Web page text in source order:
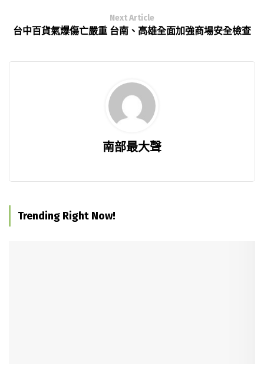
Next Article
台中百貨氣爆傷亡嚴重 台南、高雄全面加強商場安全檢查
南部最大聲
Trending Right Now!